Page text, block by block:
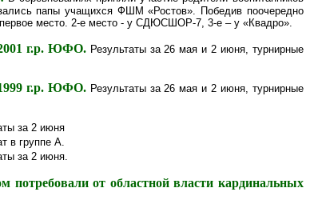
папы учащихся ФШМ «Ростов». Победив поочередно
место. 2-е место - у СДЮСШОР-7, 3-е – у «Квадро».
г.р. ЮФО. Результаты за 26 мая и 2 июня, турнирные
г.р. ЮФО. Результаты за 26 мая и 2 июня, турнирные
за 2 июня
в группе А.
за 2 июня.
от областной власти кардинальных